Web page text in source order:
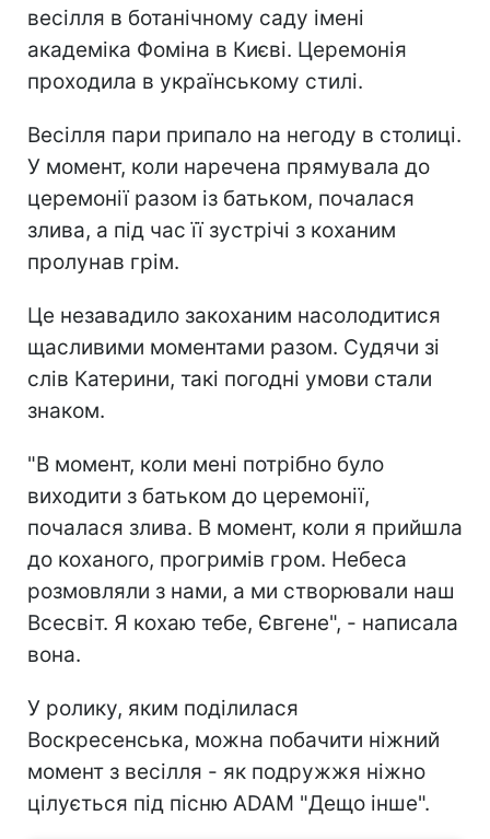
весілля в ботанічному саду імені
академіка Фоміна в Києві. Церемонія
проходила в українському стилі.
Весілля пари припало на негоду в столиці.
У момент, коли наречена прямувала до
церемонії разом із батьком, почалася
злива, а під час її зустрічі з коханим
пролунав грім.
Це незавадило закоханим насолодитися
щасливими моментами разом. Судячи зі
слів Катерини, такі погодні умови стали
знаком.
"В момент, коли мені потрібно було
виходити з батьком до церемонії,
почалася злива. В момент, коли я прийшла
до коханого, прогримів гром. Небеса
розмовляли з нами, а ми створювали наш
Всесвіт. Я кохаю тебе, Євгене", - написала
вона.
У ролику, яким поділилася
Воскресенська, можна побачити ніжний
момент з весілля - як подружжя ніжно
цілується під пісню ADAM "Дещо інше".